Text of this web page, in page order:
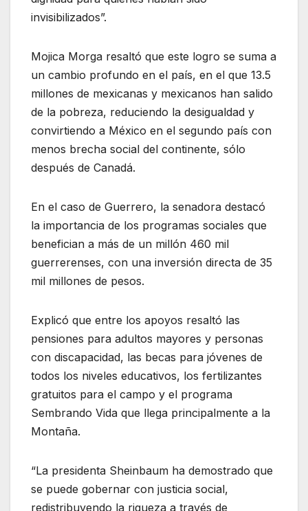
invisibilizados”.
Mojica Morga resaltó que este logro se suma a
un cambio profundo en el país, en el que 13.5
millones de mexicanas y mexicanos han salido
de la pobreza, reduciendo la desigualdad y
convirtiendo a México en el segundo país con
menos brecha social del continente, sólo
después de Canadá.
En el caso de Guerrero, la senadora destacó
la importancia de los programas sociales que
benefician a más de un millón 460 mil
guerrerenses, con una inversión directa de 35
mil millones de pesos.
Explicó que entre los apoyos resaltó las
pensiones para adultos mayores y personas
con discapacidad, las becas para jóvenes de
todos los niveles educativos, los fertilizantes
gratuitos para el campo y el programa
Sembrando Vida que llega principalmente a la
Montaña.
“La presidenta Sheinbaum ha demostrado que
se puede gobernar con justicia social,
redistribuyendo la riqueza a través de